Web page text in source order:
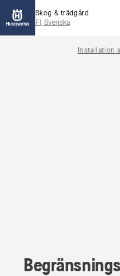
Skog & trädgård
FI, Svenska
Installation